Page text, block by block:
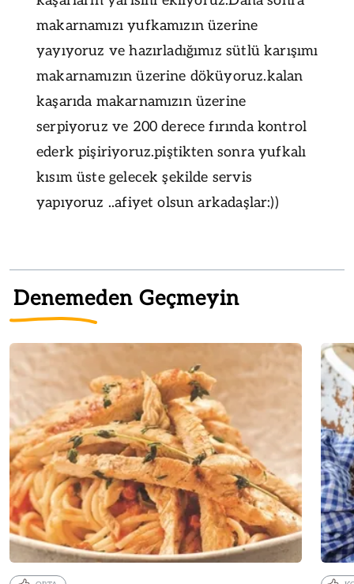
makarnamızı yufkamızın üzerine
yayıyoruz ve hazırladığımız sütlü karışımı
makarnamızın üzerine döküyoruz.kalan
kaşarıda makarnamızın üzerine
serpiyoruz ve 200 derece fırında kontrol
ederk pişiriyoruz.piştikten sonra yufkalı
kısım üste gelecek şekilde servis
yapıyoruz ..afiyet olsun arkadaşlar:))
Denemeden Geçmeyin